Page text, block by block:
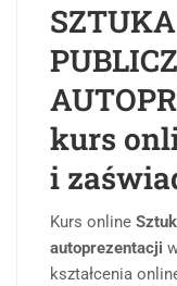
kurs
i
Kurs online
autoprezentacji
kształcenia